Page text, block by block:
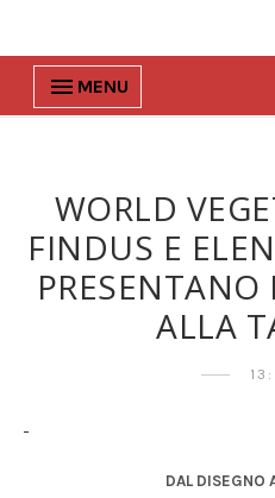
MENU
WORLD
FINDUS E
ALLA
DAL DISEGNO